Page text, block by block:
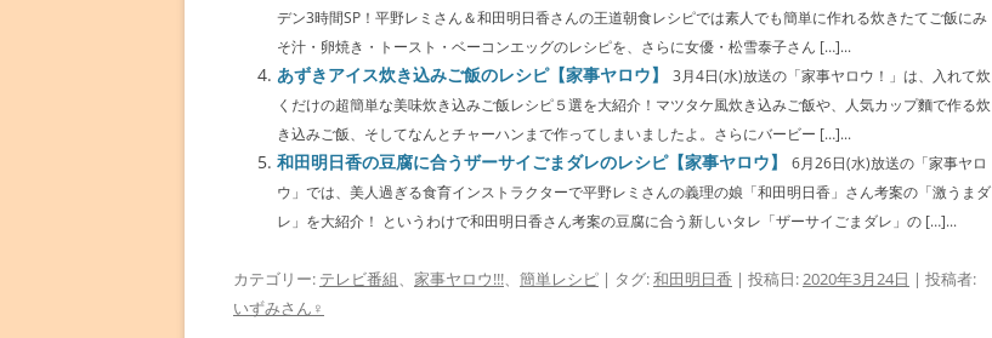
デン3時間SP！平野レミさん＆和田明日香さんの王道朝食レシピでは素人でも簡単に作れる炊きたてご飯にみ
そ汁・卵焼き・トースト・ベーコンエッグのレシピを、さらに女優・松雪泰子さん […]...
あずきアイス炊き込みご飯のレシピ【家事ヤロウ】
3月4日(水)放送の「家事ヤロウ！」は、入れて炊
くだけの超簡単な美味炊き込みご飯レシピ５選を大紹介！マツタケ風炊き込みご飯や、人気カップ麵で作る炊
き込みご飯、そしてなんとチャーハンまで作ってしまいましたよ。さらにバービー […]...
和田明日香の豆腐に合うザーサイごまダレのレシピ【家事ヤロウ】
6月26日(水)放送の「家事ヤロ
ウ」では、美人過ぎる食育インストラクターで平野レミさんの義理の娘「和田明日香」さん考案の「激うまダ
レ」を大紹介！ というわけで和田明日香さん考案の豆腐に合う新しいタレ「ザーサイごまダレ」の […]...
カテゴリー: テレビ番組、 家事ヤロウ!!!、 簡単レシピ | タグ:和田明日香 | 投稿日:2020年3月24日 | 投稿者:
いずみさん♀